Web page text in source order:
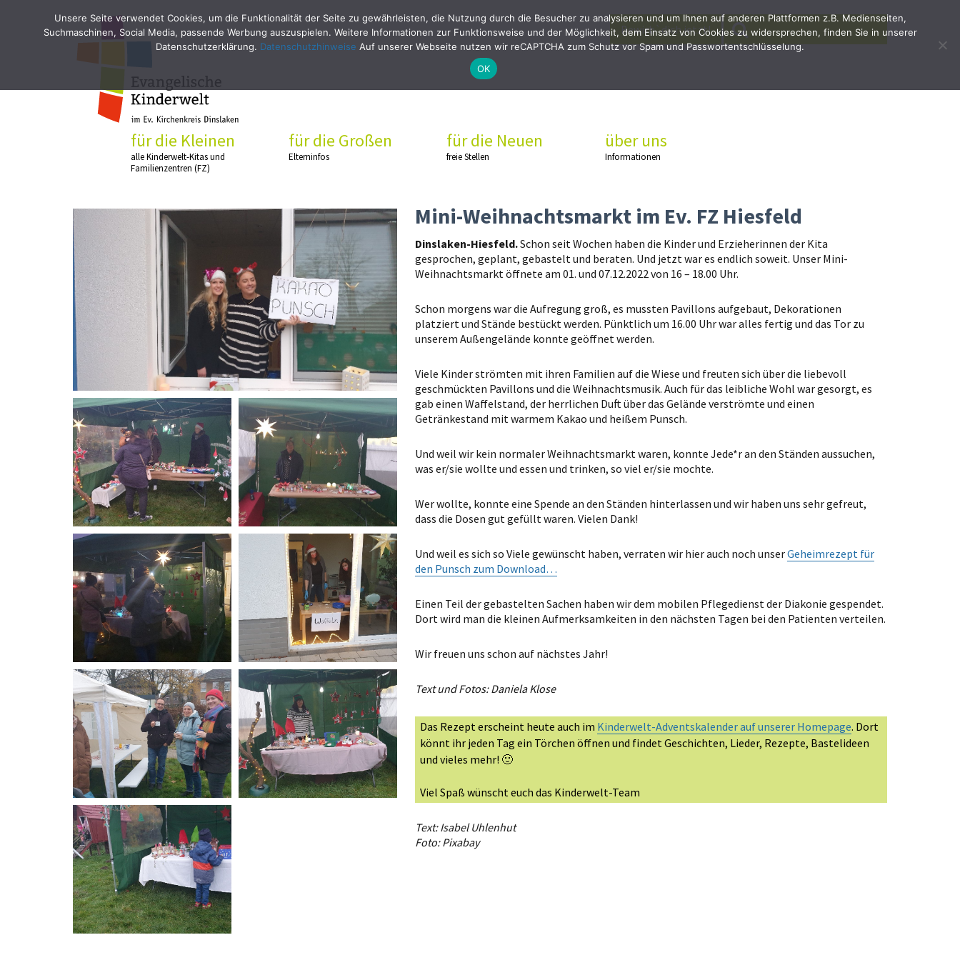
für die Kleinen
alle Kinderwelt-Kitas und
Familienzentren (FZ)
für die Großen
Elterninfos
für die Neuen
freie Stellen
über uns
Informationen
Bewirb`dich jetzt!
Search
for:
SEARCH
Mini-Weihnachtsmarkt im Ev. FZ Hiesfeld
Dinslaken-Hiesfeld.Schon seit Wochen haben die Kinder und Erzieherinnen der Kita
gesprochen, geplant, gebastelt und beraten. Und jetzt war es endlich soweit. Unser Mini-
Weihnachtsmarkt öffnete am 01. und 07.12.2022 von 16 – 18.00 Uhr.
Schon morgens war die Aufregung groß, es mussten Pavillons aufgebaut, Dekorationen
platziert und Stände bestückt werden. Pünktlich um 16.00 Uhr war alles fertig und das Tor zu
unserem Außengelände konnte geöffnet werden.
Viele Kinder strömten mit ihren Familien auf die Wiese und freuten sich über die liebevoll
geschmückten Pavillons und die Weihnachtsmusik. Auch für das leibliche Wohl war gesorgt, es
gab einen Waffelstand, der herrlichen Duft über das Gelände verströmte und einen
Getränkestand mit warmem Kakao und heißem Punsch.
Und weil wir kein normaler Weihnachtsmarkt waren, konnte Jede*r an den Ständen aussuchen,
was er/sie wollte und essen und trinken, so viel er/sie mochte.
Wer wollte, konnte eine Spende an den Ständen hinterlassen und wir haben uns sehr gefreut,
dass die Dosen gut gefüllt waren. Vielen Dank!
Und weil es sich so Viele gewünscht haben, verraten wir hier auch noch unserGeheimrezept für
den Punsch zum Download…
Einen Teil der gebastelten Sachen haben wir dem mobilen Pflegedienst der Diakonie gespendet.
Dort wird man die kleinen Aufmerksamkeiten in den nächsten Tagen bei den Patienten verteilen.
Wir freuen uns schon auf nächstes Jahr!
Text und Fotos: Daniela Klose
Das Rezept erscheint heute auch im Kinderwelt-Adventskalender auf unserer Homepage. Dort
könnt ihr jeden Tag ein Törchen öffnen und findet Geschichten, Lieder, Rezepte, Bastelideen
und vieles mehr! 🙂
Viel Spaß wünscht euch das Kinderwelt-Team
Text: Isabel Uhlenhut
Foto: Pixabay
Unsere Seite verwendet Cookies, um die Funktionalität der Seite zu gewährleisten, die Nutzung durch die Besucher zu analysieren und um Ihnen auf anderen Plattformen z.B. Medienseiten,
Suchmaschinen, Social Media, passende Werbung auszuspielen. Weitere Informationen zur Funktionsweise und der Möglichkeit, dem Einsatz von Cookies zu widersprechen, finden Sie in unserer
Datenschutzerklärung. Datenschutzhinweise Auf unserer Webseite nutzen wir reCAPTCHA zum Schutz vor Spam und Passwortentschlüsselung.
OK